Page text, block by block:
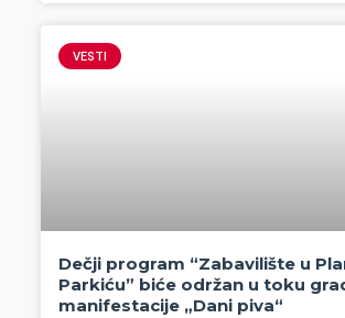
VESTI
Dečji program “Zabavilište u
Parkiću” biće održan u toku
manifestacije „Dani piva“